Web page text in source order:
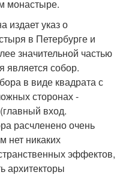
монастыре.
издает указ о
в Петербурге и
значительной частью
является собор.
в виде квадрата с
сторонах -
вход.
расчленено очень
нет никаких
эффектов,
архитекторы